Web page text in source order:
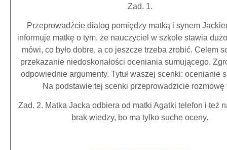
Zad. 1.
Przeprowadźcie dialog pomiędzy matką i synem
informuje matkę o tym, że nauczyciel w szkole stawia
mówi, co było dobre, a co jeszcze trzeba zrobić. Celem
przekazanie niedoskonałości oceniania sumującego.
odpowiednie argumenty. Tytuł waszej scenki: ocenianie
Na podstawie tej scenki przeprowadzicie rozmowę
Zad. 2. Matka Jacka odbiera od matki Agatki telefon i też
brak wiedzy, bo ma tylko suche oceny.